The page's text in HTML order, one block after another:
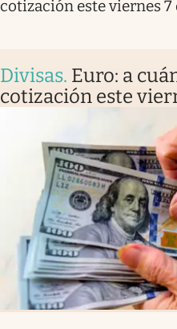
cotización este viernes 7
Divisas. Euro: a
cotización este